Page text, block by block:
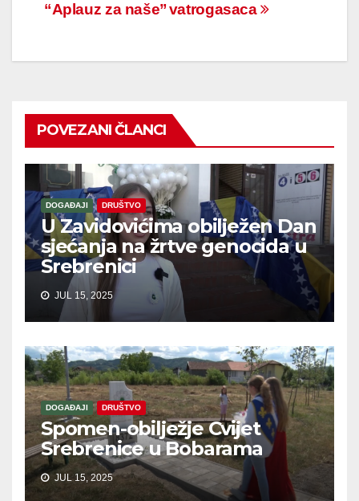
vatrogasaca
“Aplauz za naše”
POVEZANI ČLANCI
DOGAĐAJI DRUŠTVO
U Zavidovićima obilježen Dan
sjećanja na žrtve genocida u
Srebrenici
JUL 15, 2025
DOGAĐAJI DRUŠTVO
Spomen-obilježje Cvijet
Srebrenice u Bobarama
JUL 15, 2025